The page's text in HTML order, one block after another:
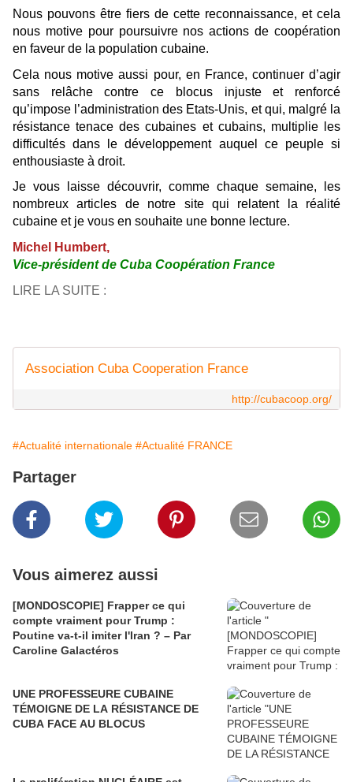
Nous pouvons être fiers de cette reconnaissance, et cela
nous motive pour poursuivre nos actions de coopération
en faveur de la population cubaine.
Cela nous motive aussi pour, en France, continuer d’agir
sans relâche contre ce blocus injuste et renforcé
qu’impose l’administration des Etats-Unis, et qui, malgré la
résistance tenace des cubaines et cubains, multiplie les
difficultés dans le développement auquel ce peuple si
enthousiaste à droit.
Je vous laisse découvrir, comme chaque semaine, les
nombreux articles de notre site qui relatent la réalité
cubaine et je vous en souhaite une bonne lecture.
Michel Humbert,
Vice-président de Cuba Coopération France
LIRE LA SUITE :
Association Cuba Cooperation France
http://cubacoop.org/
#Actualité internationale #Actualité FRANCE
Partager
Vous aimerez aussi
[MONDOSCOPIE] Frapper ce qui
compte vraiment pour Trump :
Poutine va-t-il imiter l'Iran ? – Par
Caroline Galactéros
UNE PROFESSEURE CUBAINE
TÉMOIGNE DE LA RÉSISTANCE DE
CUBA FACE AU BLOCUS